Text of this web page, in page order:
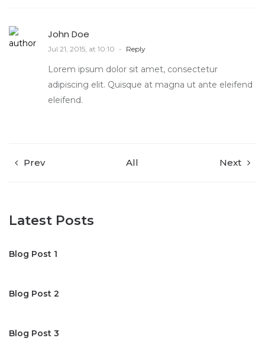
John Doe
Jul 21, 2015, at 10:10 - Reply
Lorem ipsum dolor sit amet, consectetur
adipiscing elit. Quisque at magna ut ante eleifend
eleifend.
Prev All Next
Latest Posts
Blog Post 1
Blog Post 2
Blog Post 3